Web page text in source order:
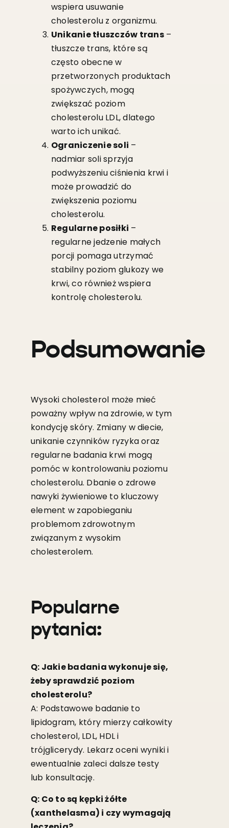
wspiera usuwanie
cholesterolu z organizmu.
Unikanie tłuszczów trans–
tłuszcze trans, które są
często obecne w
przetworzonych produktach
spożywczych, mogą
zwiększać poziom
cholesterolu LDL, dlatego
warto ich unikać.
Ograniczenie soli –
nadmiar soli sprzyja
podwyższeniu ciśnienia krwi i
może prowadzić do
zwiększenia poziomu
cholesterolu.
Regularne posiłki –
regularne jedzenie małych
porcji pomaga utrzymać
stabilny poziom glukozy we
krwi, co również wspiera
kontrolę cholesterolu.
Podsumowanie
Wysoki cholesterol może mieć
poważny wpływ na zdrowie, w tym
kondycję skóry. Zmiany w diecie,
unikanie czynników ryzyka oraz
regularne badania krwi mogą
pomóc w kontrolowaniu poziomu
cholesterolu. Dbanie o zdrowe
nawyki żywieniowe to kluczowy
element w zapobieganiu
problemom zdrowotnym
związanym z wysokim
cholesterolem.
Popularne
pytania:
Q: Jakie badania wykonuje się,
żeby sprawdzić poziom
cholesterolu?
A: Podstawowe badanie to
lipidogram, który mierzy całkowity
cholesterol, LDL, HDL i
trójglicerydy. Lekarz oceni wyniki i
ewentualnie zaleci dalsze testy
lub konsultację.
Q: Co to są kępki żółte
(xanthelasma) i czy wymagają